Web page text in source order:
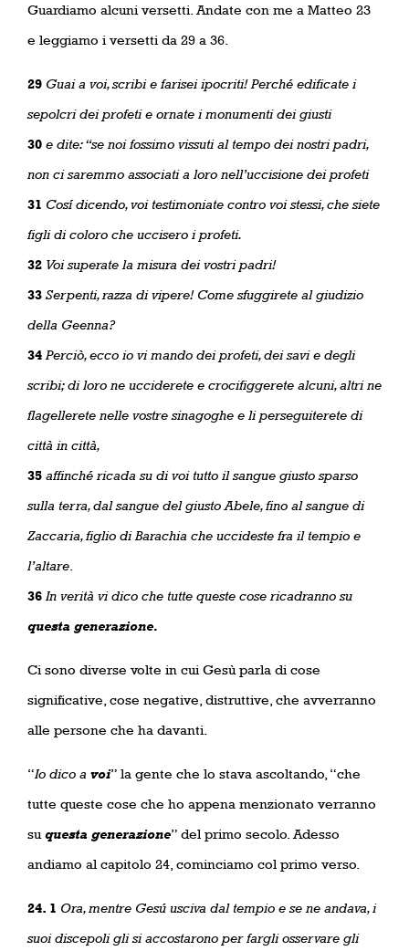
Guardiamo alcuni versetti. Andate con me a Matteo 23
e leggiamo i versetti da 29 a 36.
29 Guai a voi, scribi e farisei ipocriti! Perché edificate i
sepolcri dei profeti e ornate i monumenti dei giusti
30 e dite: “se noi fossimo vissuti al tempo dei nostri padri,
non ci saremmo associati a loro nell’uccisione dei profeti
31 Cosí dicendo, voi testimoniate contro voi stessi, che siete
figli di coloro che uccisero i profeti.
32 Voi superate la misura dei vostri padri!
33 Serpenti, razza di vipere! Come sfuggirete al giudizio
della Geenna?
34 Perciò, ecco io vi mando dei profeti, dei savi e degli
scribi; di loro ne ucciderete e crocifiggerete alcuni, altri ne
flagellerete nelle vostre sinagoghe e li perseguiterete di
città in città,
35 affinché ricada su di voi tutto il sangue giusto sparso
sulla terra, dal sangue del giusto Abele, fino al sangue di
Zaccaria, figlio di Barachia che uccideste fra il tempio e
l’altare
36 In verità vi dico che tutte queste cose ricadranno su
questa generazione.
Ci sono diverse volte in cui Gesù parla di cose
significative, cose negative, distruttive, che avverranno
alle persone che ha davanti.
“Io dico a voi” la gente che lo stava ascoltando, “che
tutte queste cose che ho appena menzionato verranno
su questa generazione” del primo secolo. Adesso
andiamo al capitolo 24, cominciamo col primo verso.
24. 1 Ora, mentre Gesú usciva dal tempio e se ne andava, i
suoi discepoli gli si accostarono per fargli osservare gli